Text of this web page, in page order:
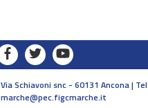
Via Schiavoni snc - 60131 Ancona |
marche@pec.figcmarche.it